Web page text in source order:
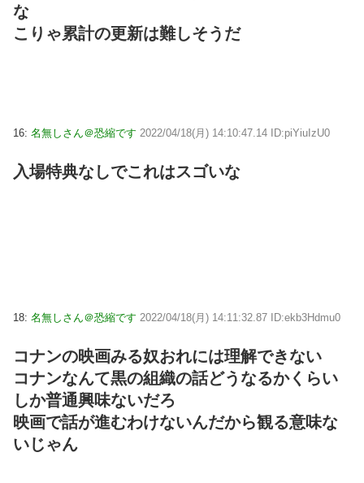
な
こりゃ累計の更新は難しそうだ
16: 名無しさん＠恐縮です 2022/04/18(月) 14:10:47.14 ID:piYiuIzU0
入場特典なしでこれはスゴいな
18: 名無しさん＠恐縮です 2022/04/18(月) 14:11:32.87 ID:ekb3Hdmu0
コナンの映画みる奴おれには理解できない
コナンなんて黒の組織の話どうなるかくらい
しか普通興味ないだろ
映画で話が進むわけないんだから観る意味な
いじゃん